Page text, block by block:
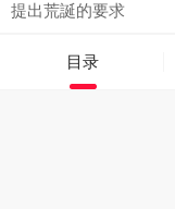
提出荒誕的要求
目录